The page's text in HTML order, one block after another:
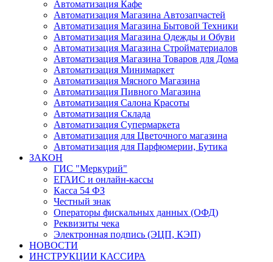
Автоматизация Кафе
Автоматизация Магазина Автозапчастей
Автоматизация Магазина Бытовой Техники
Автоматизация Магазина Одежды и Обуви
Автоматизация Магазина Стройматериалов
Автоматизация Магазина Товаров для Дома
Автоматизация Минимаркет
Автоматизация Мясного Магазина
Автоматизация Пивного Магазина
Автоматизация Салона Красоты
Автоматизация Склада
Автоматизация Супермаркета
Автоматизация для Цветочного магазина
Автоматизация для Парфюмерии, Бутика
ЗАКОН
ГИС "Меркурий"
ЕГАИС и онлайн-кассы
Касса 54 ФЗ
Честный знак
Операторы фискальных данных (ОФД)
Реквизиты чека
Электронная подпись (ЭЦП, КЭП)
НОВОСТИ
ИНСТРУКЦИИ КАССИРА